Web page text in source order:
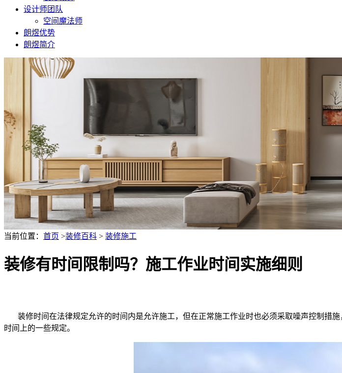
设计师团队
空间魔法师
朗煜优势
朗煜简介
当前位置： 首页 >装修百科 > 装修施工
装修有时间限制吗？施工作业时间实施细则
装修时间在法律规定允许的时间内是允许施工，但在正常施工作业时也必须采取噪声控制措
时间上的一些规定。